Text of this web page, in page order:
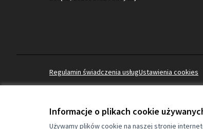
Informacje o plikach cookie
Używamy plików cookie na naszej stronie
Regulamin świadczenia usługUstawienia cookies
(Link zewnętrzny)
Strona internetowa powstała z użyciemfree software.